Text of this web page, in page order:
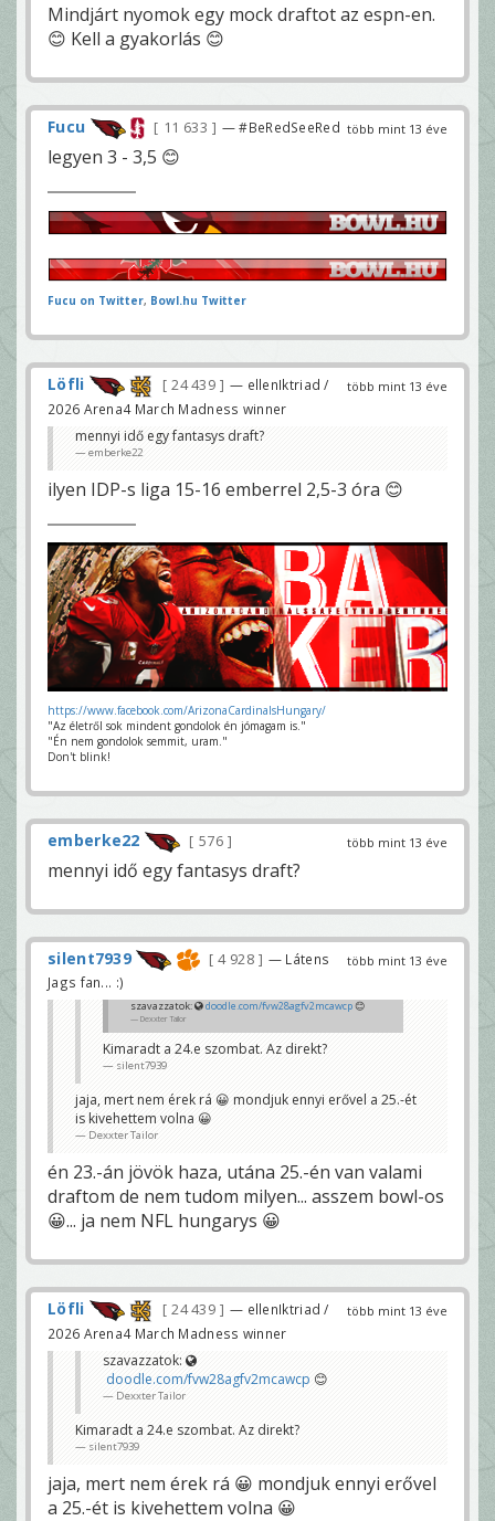
Mindjárt nyomok egy mock draftot az espn-en.
😊 Kell a gyakorlás 😊
több mint 13 éve
Fucu 11 633 — #BeRedSeeRed
legyen 3 - 3,5 😊
Fucu on Twitter, Bowl.hu Twitter
több mint 13 éve
Löfli 24 439
— ellenIktriad /
2026 Arena4 March Madness winner
mennyi idő egy fantasys draft?
emberke22
ilyen IDP-s liga 15-16 emberrel 2,5-3 óra 😊
https://www.facebook.com/ArizonaCardinalsHungary/
"Az életről sok mindent gondolok én jómagam is."
"Én nem gondolok semmit, uram."
Don't blink!
több mint 13 éve
emberke22 576
mennyi idő egy fantasys draft?
több mint 13 éve
silent7939 4 928
— Látens
Jags fan... :)
szavazzatok: doodle.com/fvw28agfv2mcawcp😊
Dexxter Tailor
Kimaradt a 24.e szombat. Az direkt?
silent7939
jaja, mert nem érek rá 😀 mondjuk ennyi erővel a 25.-ét
is kivehettem volna 😀
Dexxter Tailor
én 23.-án jövök haza, utána 25.-én van valami
draftom de nem tudom milyen... asszem bowl-os
😀... ja nem NFL hungarys 😀
több mint 13 éve
Löfli 24 439
— ellenIktriad /
2026 Arena4 March Madness winner
szavazzatok:
doodle.com/fvw28agfv2mcawcp 😊
Dexxter Tailor
Kimaradt a 24.e szombat. Az direkt?
silent7939
jaja, mert nem érek rá 😀 mondjuk ennyi erővel
a 25.-ét is kivehettem volna 😀